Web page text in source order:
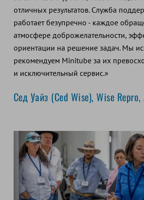
отличных результатов. Служба
работает безупречно - каждое
атмосфере доброжелательности,
ориентации на решение задач. Мы
рекомендуем Minitube за их
и исключительный сервис.»
Сед Уайз (Ced Wise), Wise Repro,